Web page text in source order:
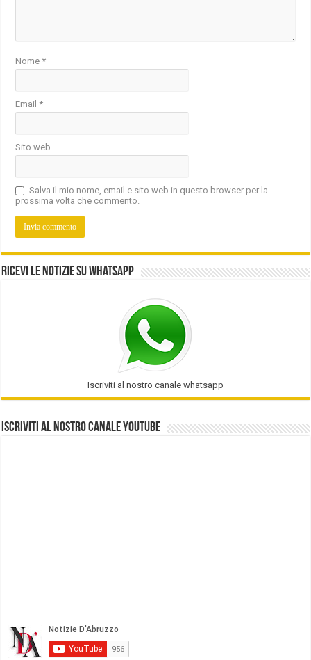
Nome*
Email*
Sito web
Salva il mio nome, email e sito web in questo browser per la
prossima volta che commento.
Ricevi le notizie su Whatsapp
Iscriviti al nostro canale whatsapp
Iscriviti al nostro Canale Youtube